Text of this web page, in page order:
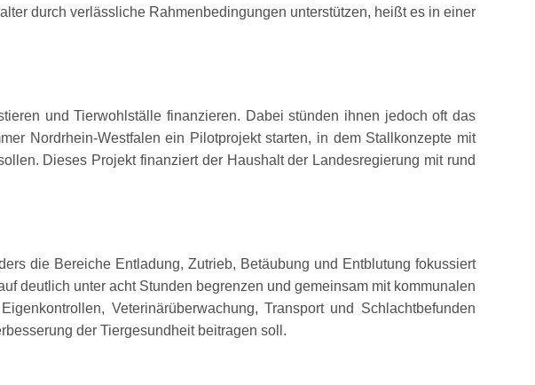
durch verlässliche Rahmenbedingungen unterstützen, heißt es in einer
und Tierwohlställe finanzieren. Dabei stünden ihnen jedoch oft das
Nordrhein-Westfalen ein Pilotprojekt starten, in dem Stallkonzepte mit
Dieses Projekt finanziert der Haushalt der Landesregierung mit rund
die Bereiche Entladung, Zutrieb, Betäubung und Entblutung fokussiert
deutlich unter acht Stunden begrenzen und gemeinsam mit kommunalen
Veterinärüberwachung, Transport und Schlachtbefunden
der Tiergesundheit beitragen soll.